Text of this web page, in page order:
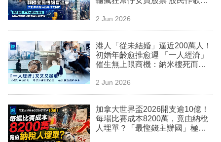
2 Jun 2026
港人「從未結婚」逼近200萬人！
初婚年齡愈推愈遲 「一人經濟」
催生無上限商機：納米樓死而反
2 Jun 2026
加拿大世界盃2026開支逾10億！
每場比賽成本8200萬，竟由納稅
人埋單？「最慳錢主辦國」極低